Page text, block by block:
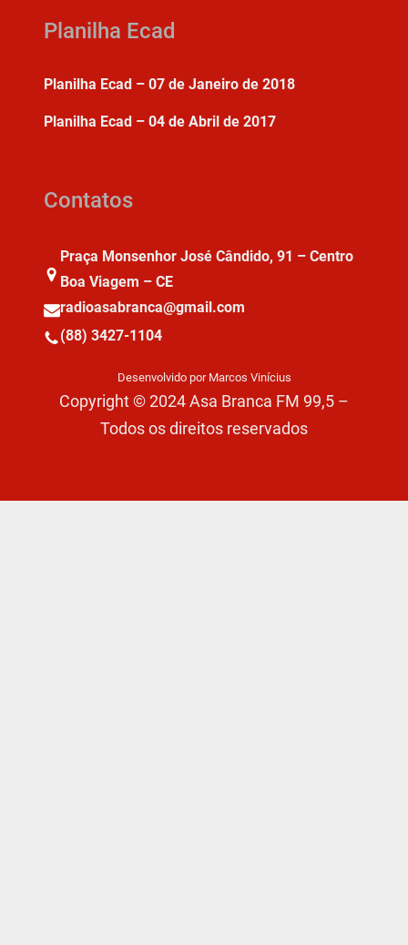
Planilha Ecad
Planilha Ecad – 07 de Janeiro de 2018
Planilha Ecad – 04 de Abril de 2017
Contatos
Praça Monsenhor José Cândido, 91 – Centro
Boa Viagem – CE
radioasabranca@gmail.com
(88) 3427-1104
Desenvolvido por Marcos Vinícius
Copyright © 2024 Asa Branca FM 99,5 –
Todos os direitos reservados